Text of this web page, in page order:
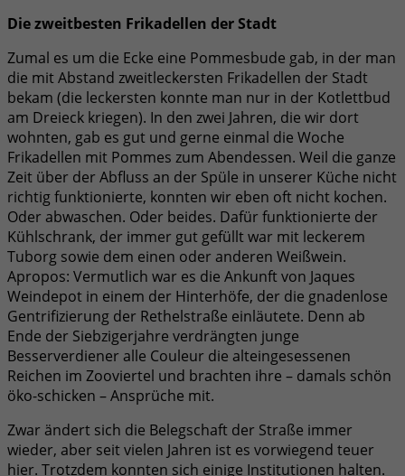
Die zweitbesten Frikadellen der Stadt
Zumal es um die Ecke eine Pommesbude gab, in der man
die mit Abstand zweitleckersten Frikadellen der Stadt
bekam (die leckersten konnte man nur in der Kotlettbud
am Dreieck kriegen). In den zwei Jahren, die wir dort
wohnten, gab es gut und gerne einmal die Woche
Frikadellen mit Pommes zum Abendessen. Weil die ganze
Zeit über der Abfluss an der Spüle in unserer Küche nicht
richtig funktionierte, konnten wir eben oft nicht kochen.
Oder abwaschen. Oder beides. Dafür funktionierte der
Kühlschrank, der immer gut gefüllt war mit leckerem
Tuborg sowie dem einen oder anderen Weißwein.
Apropos: Vermutlich war es die Ankunft von Jaques
Weindepot in einem der Hinterhöfe, der die gnadenlose
Gentrifizierung der Rethelstraße einläutete. Denn ab
Ende der Siebzigerjahre verdrängten junge
Besserverdiener alle Couleur die alteingesessenen
Reichen im Zooviertel und brachten ihre – damals schön
öko-schicken – Ansprüche mit.
Zwar ändert sich die Belegschaft der Straße immer
wieder, aber seit vielen Jahren ist es vorwiegend teuer
hier. Trotzdem konnten sich einige Institutionen halten.